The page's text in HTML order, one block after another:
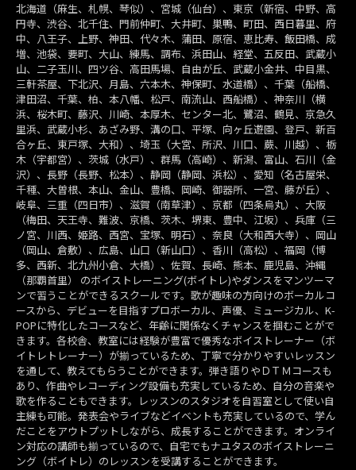
北海道（麻生、札幌、琴似）、宮城（仙台）、東京（新宿、中野、高
円寺、渋谷、北千住、門前仲町、大井町、巣鴨、町田、西日暮里、府
中、八王子、上野、神田、代々木、蒲田、原宿、恵比寿、飯田橋、成
増、池袋、要町、大山、練馬、調布、浜田山、経堂、五反田、武蔵小
山、二子玉川、四ツ谷、高田馬場、自由が丘、武蔵小金井、中目黒、
三軒茶屋、下北沢、月島、六本木、神保町、水道橋）、千葉（船橋、
津田沼、千葉、柏、本八幡、松戸、南流山、西船橋）、神奈川（横
浜、桜木町、藤沢、川崎、本厚木、センター北、鷺沼、鶴見、京急久
里浜、武蔵小杉、あざみ野、溝の口、平塚、向ヶ丘遊園、登戸、新百
合ヶ丘、東戸塚、大和）、埼玉（大宮、所沢、川口、蕨、川越）、栃
木（宇都宮）、茨城（水戸）、群馬（高崎）、新潟、富山、石川（金
沢）、長野（長野、松本）、静岡（静岡、浜松）、愛知（名古屋栄、
千種、大曽根、本山、金山、豊橋、岡崎、御器所、一宮、藤が丘）、
岐阜、三重（四日市）、滋賀（南草津）、京都（四条烏丸）、大阪
（梅田、天王寺、難波、京橋、茨木、堺東、豊中、江坂）、兵庫（三
ノ宮、川西、姫路、西宮、宝塚、明石）、奈良（大和西大寺）、岡山
（岡山、倉敷）、広島、山口（新山口）、香川（高松）、福岡（博
多、西新、北九州小倉、大橋）、佐賀、長崎、熊本、鹿児島、沖縄
（那覇首里） のボイストレーニング(ボイトレ)やダンスをマンツーマ
ンで習うことができるスクールです。歌が趣味の方向けのボーカルコ
ースから、デビューを目指すプロボーカル、声優、ミュージカル、K-
POPに特化したコースなど、年齢に関係なくチャンスを掴むことがで
きます。各校舎、教室には経験が豊富で優秀なボイストレーナー（ボ
イトレトレーナー）が揃っているため、丁寧で分かりやすいレッスン
を通して、教えてもらうことができます。弾き語りやＤＴＭコースも
あり、作曲やレコーディング設備も充実しているため、自分の音楽や
歌を作ることもできます。レッスンのスタジオを自習室として使い自
主練も可能。発表会やライブなどイベントも充実しているので、学ん
だことをアウトプットしながら、成長することができます。オンライ
ン対応の講師も揃っているので、自宅でもナユタスのボイストレーニ
ング（ボイトレ）のレッスンを受講することができます。